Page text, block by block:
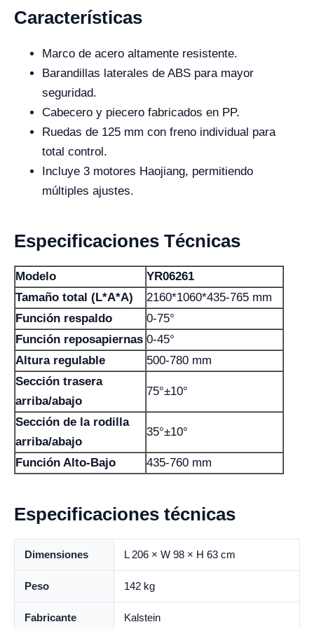
Características
Marco de acero altamente resistente.
Barandillas laterales de ABS para mayor
seguridad.
Cabecero y piecero fabricados en PP.
Ruedas de 125 mm con freno individual para
total control.
Incluye 3 motores Haojiang, permitiendo
múltiples ajustes.
Especificaciones Técnicas
Modelo
YR06261
Tamaño total (L*A*A)
2160*1060*435-765 mm
Función respaldo
0-75°
Función reposapiernas 0-45°
Altura regulable
500-780 mm
Sección trasera
arriba/abajo
75°±10°
Sección de la rodilla
arriba/abajo
35°±10°
Función Alto-Bajo 435-760 mm
Especificaciones técnicas
Dimensiones L 206 × W 98 × H 63 cm
Peso 142 kg
Fabricante Kalstein